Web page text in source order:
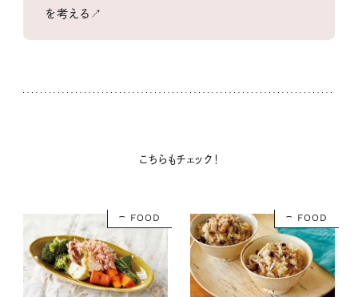
を考える↗
こちらもチェック！
FOOD FOOD